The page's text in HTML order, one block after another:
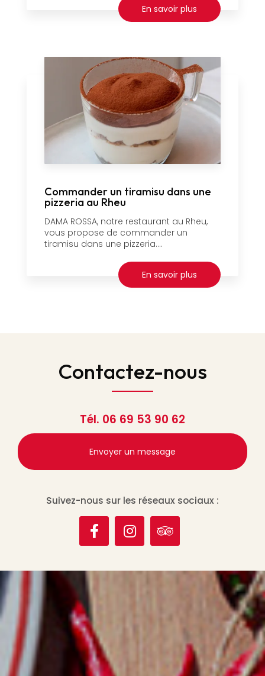
En savoir plus
Commander un tiramisu dans une
pizzeria au Rheu
DAMA ROSSA, notre restaurant au Rheu,
vous propose de commander un
tiramisu dans une pizzeria....
En savoir plus
Contactez-nous
Tél. 06 69 53 90 62
Envoyer un message
Suivez-nous sur les réseaux sociaux :